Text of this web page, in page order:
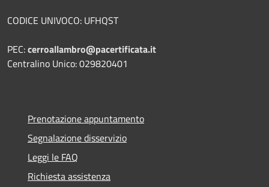
CODICE UNIVOCO: UFHQST
PEC:cerroallambro@pacertificata.it
Centralino Unico: 029820401
Prenotazione appuntamento
Segnalazione disservizio
Leggi le FAQ
Richiesta assistenza